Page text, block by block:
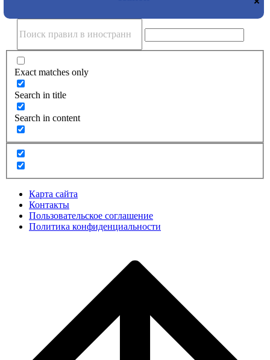
Exact matches only
Search in title
Search in content
Карта сайта
Контакты
Пользовательское соглашение
Политика конфиденциальности